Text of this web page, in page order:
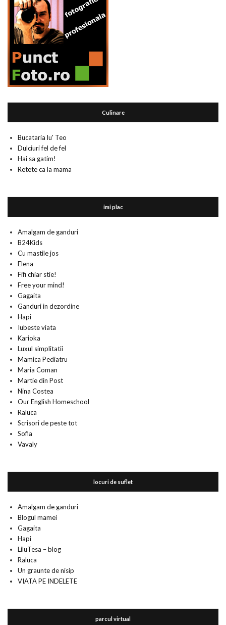
Culinare
Bucataria lu' Teo
Dulciuri fel de fel
Hai sa gatim!
Retete ca la mama
imi plac
Amalgam de ganduri
B24Kids
Cu mastile jos
Elena
Fifi chiar stie!
Free your mind!
Gagaita
Ganduri in dezordine
Hapi
Iubeste viata
Karioka
Luxul simplitatii
Mamica Pediatru
Maria Coman
Martie din Post
Nina Costea
Our English Homeschool
Raluca
Scrisori de peste tot
Sofia
Vavaly
locuri de suflet
Amalgam de ganduri
Blogul mamei
Gagaita
Hapi
LiluTesa – blog
Raluca
Un graunte de nisip
VIATA PE INDELETE
parcul virtual